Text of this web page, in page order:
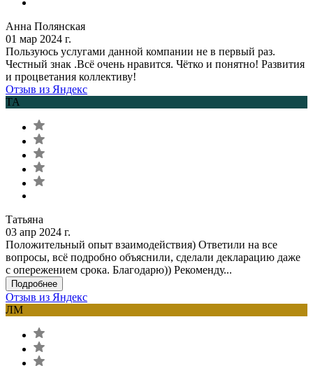
Анна Полянская
01 мар 2024 г.
Пользуюсь услугами данной компании не в первый раз.
Честный знак .Всё очень нравится. Чётко и понятно! Развития
и процветания коллективу!
Отзыв из Яндекс
ТА
Татьяна
03 апр 2024 г.
Положительный опыт взаимодействия) Ответили на все
вопросы, всё подробно объяснили, сделали декларацию даже
с опережением срока. Благодарю)) Рекоменду...
Подробнее
Отзыв из Яндекс
ЛМ